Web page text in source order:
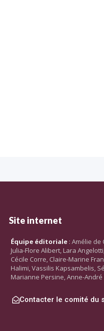
Site internet
Équipe éditoriale : Amélie
Julia-Flore Alibert, Lara
Cécile Corre, Claire-Marine
Halimi, Vassilis Kapsambelis,
Marianne Persine, Anne-André
Contacter le comité du